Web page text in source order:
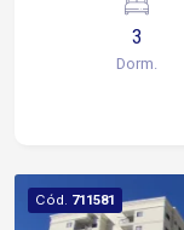
sendo 1 descoberta
Florestal
Sorocaba Aproximadamente 5 minutos da
comércios,
Condomínio com
3
Dorm.
Cód. 711581